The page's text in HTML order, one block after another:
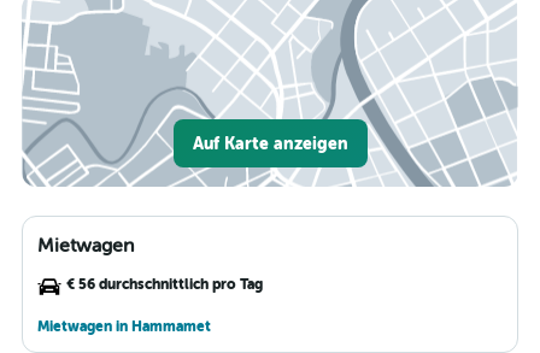
Auf Karte anzeigen
Mietwagen
€ 56 durchschnittlich pro Tag
Mietwagen in Hammamet